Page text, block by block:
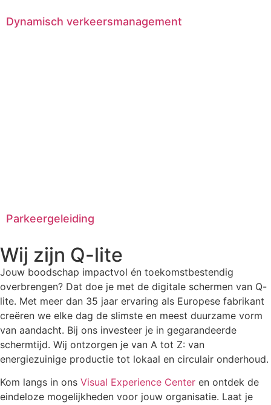
Dynamisch verkeersmanagement
Parkeergeleiding
Wij zijn Q-lite
Jouw boodschap impactvol én toekomstbestendig
overbrengen? Dat doe je met de digitale schermen van Q-
lite. Met meer dan 35 jaar ervaring als Europese fabrikant
creëren we elke dag de slimste en meest duurzame vorm
van aandacht. Bij ons investeer je in gegarandeerde
schermtijd. Wij ontzorgen je van A tot Z: van
energiezuinige productie tot lokaal en circulair onderhoud.
Kom langs in ons Visual Experience Center en ontdek de
eindeloze mogelijkheden voor jouw organisatie. Laat je